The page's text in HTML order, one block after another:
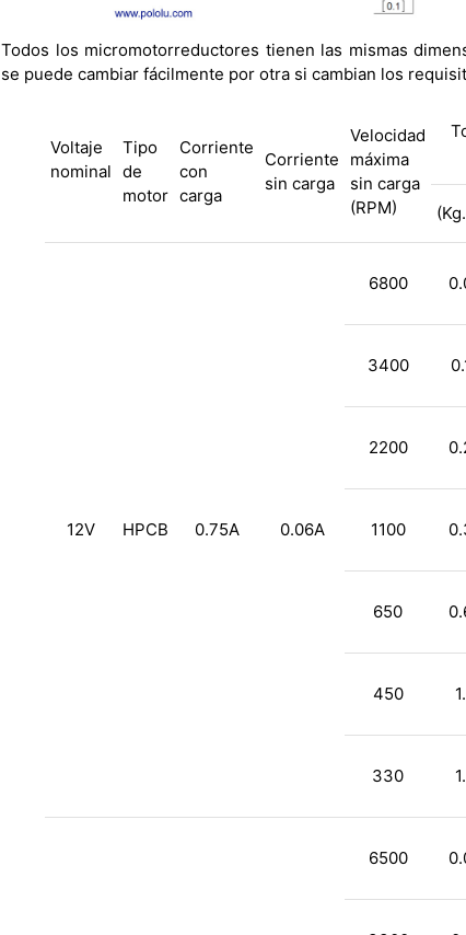
Todos los micromotorreductores tienen las mismas
se puede cambiar fácilmente por otra si cambian los
Voltaje
nominal
Tipo
de
motor
Corriente
con
carga
Corriente
sin carga
Velocidad
máxima
sin carga
(RPM)
12V HPCB 0.75A 0.06A
6800
3400
2200
1100
650
450
330
6500